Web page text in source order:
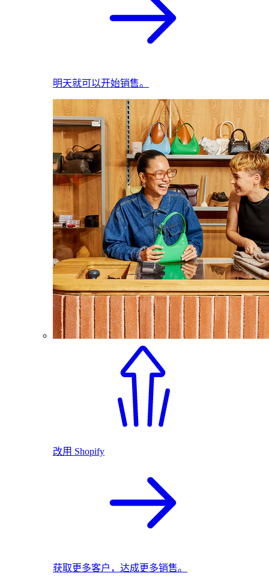
明天就可以开始销售。
改用 Shopify
获取更多客户，达成更多销售。